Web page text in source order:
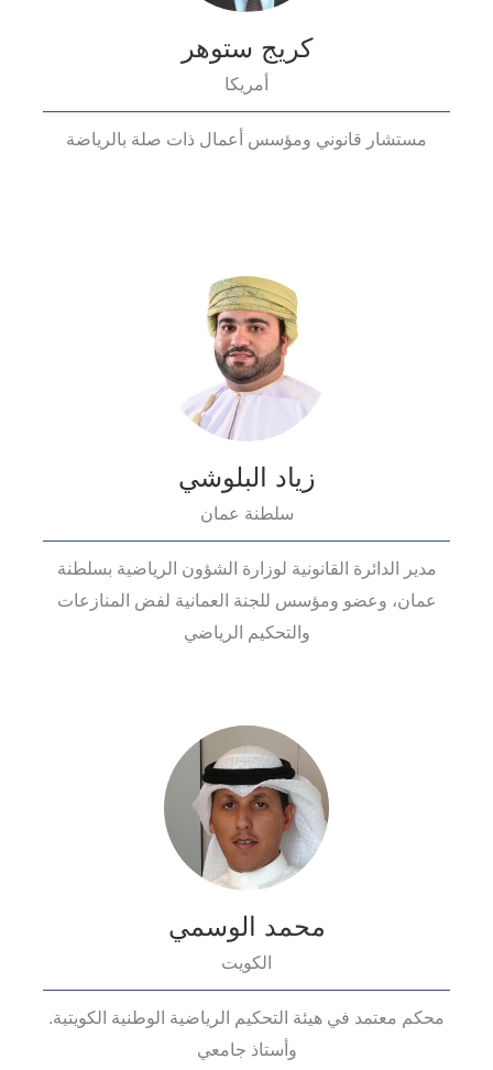
كريج ستوهر
أمريكا
مستشار قانوني ومؤسس أعمال ذات صلة بالرياضة
زياد البلوشي
سلطنة عمان
مدير الدائرة القانونية لوزارة الشؤون الرياضية بسلطنة
عمان، وعضو ومؤسس للجنة العمانية لفض المنازعات
والتحكيم الرياضي
محمد الوسمي
الكويت
محكم معتمد في هيئة التحكيم الرياضية الوطنية الكويتية.
وأستاذ جامعي